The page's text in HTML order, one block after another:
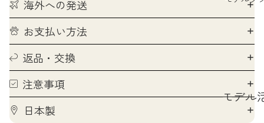
ieneko
モデル
動につ
海外への発送
お支払い方法
返品・交換
注意事項
日本製